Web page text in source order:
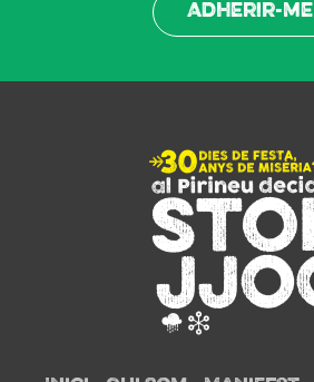
Adherir-me